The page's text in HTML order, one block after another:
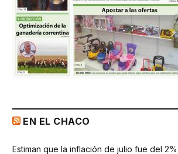
EN EL CHACO
Estiman que la inflación de julio fue del